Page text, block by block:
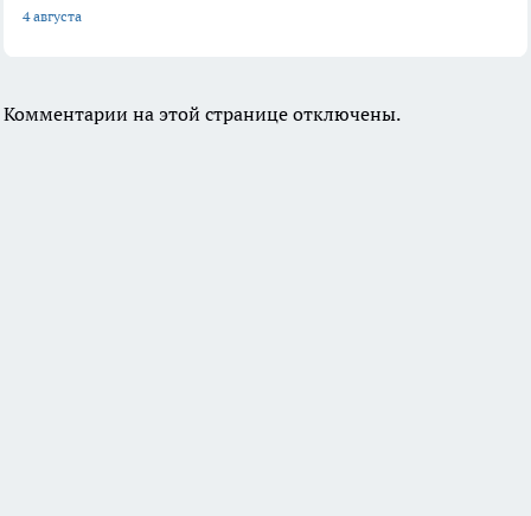
4 августа
Комментарии на этой странице отключены.